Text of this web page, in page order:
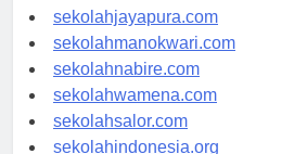
sekolahambon.com
sekolahjayapura.com
sekolahmanokwari.com
sekolahnabire.com
sekolahwamena.com
sekolahsalor.com